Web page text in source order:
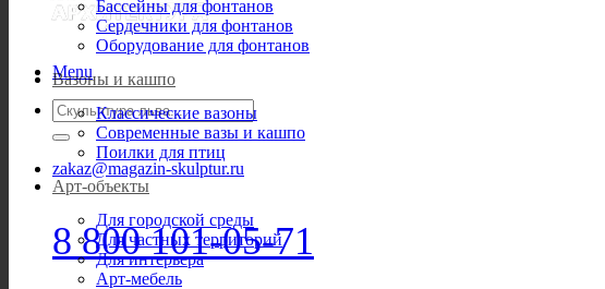
Menu
Искать:
zakaz@magazin-skulptur.ru
8 800 101-05-71
Бассейны для фонтанов
Сердечники для фонтанов
Оборудование для фонтанов
Вазоны и кашпо
Классические вазоны
Современные вазы и кашпо
Поилки для птиц
Арт-объекты
Для городской среды
Для частных территорий
Для интерьера
Арт-мебель